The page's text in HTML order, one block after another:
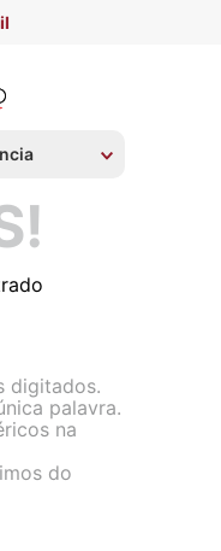
digitados.
palavra.
na
do